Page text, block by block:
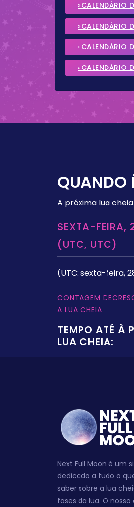
»CALENDÁRIO
»CALENDÁRIO
»CALENDÁRIO
»CALENDÁRIO
QUANDO
A próxima lua
SEXTA-FEIRA,
(UTC, UTC)
(UTC: sexta-feira,
CONTAGEM
A LUA CHEIA
TEMPO ATÉ À
LUA CHEIA:
Next Full Moon é um
dedicado a tudo o
saber sobre a lua
fases da lua. O nosso